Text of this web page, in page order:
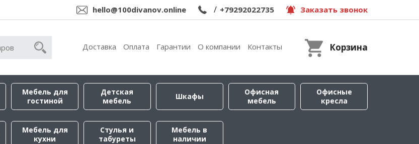
hello@100divanov.online / +79292022735 Заказать звонок
Доставка Оплата Гарантии О компании Контакты Корзина
Мебель для
гостиной
Детская
мебель
Шкафы
Офисная
мебель
Офисные
кресла
Мебель для
кухни
Стулья и
табуреты
Мебель в
наличии